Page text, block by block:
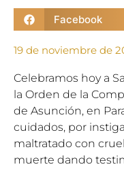
Facebook
19 de noviembre de
Celebramos hoy a
la Orden de la
de Asunción, en
cuidados, por
maltratado con
muerte dando